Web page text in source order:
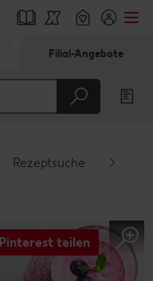
Filial-Angebote
Rezeptsuche
teilen